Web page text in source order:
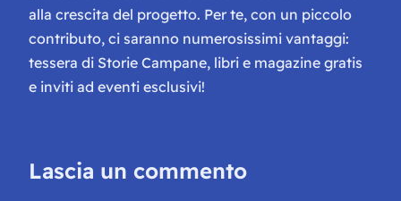
alla crescita del progetto. Per te, con un piccolo
contributo, ci saranno numerosissimi vantaggi:
tessera di Storie Campane, libri e magazine gratis
e inviti ad eventi esclusivi!
Lascia un commento